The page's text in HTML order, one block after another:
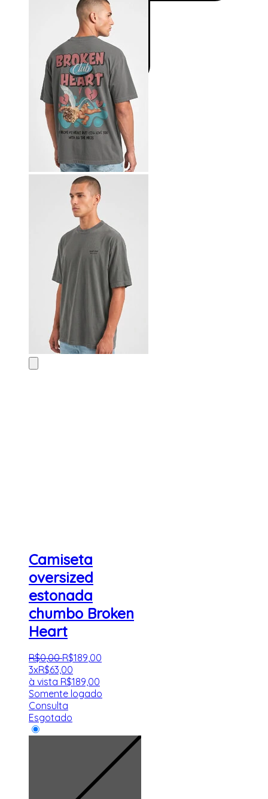
Camiseta
oversized
estonada
chumbo Broken
Heart
R$0,00 R$189,00
3xR$63,00
à vista R$189,00
Somente logado
Consulta
Esgotado